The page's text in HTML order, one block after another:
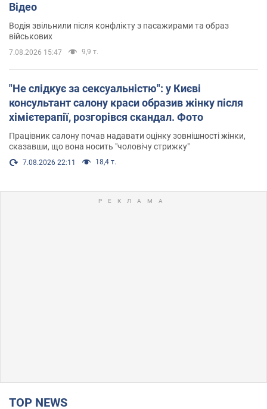
Відео
Водія звільнили після конфлікту з пасажирами та образ
військових
7.08.2026 15:47 9,9 т.
"Не слідкує за сексуальністю": у Києві
консультант салону краси образив жінку після
хімієтерапії, розгорівся скандал. Фото
Працівник салону почав надавати оцінку зовнішності жінки,
сказавши, що вона носить "чоловічу стрижку"
7.08.2026 22:11 18,4 т.
TOP NEWS